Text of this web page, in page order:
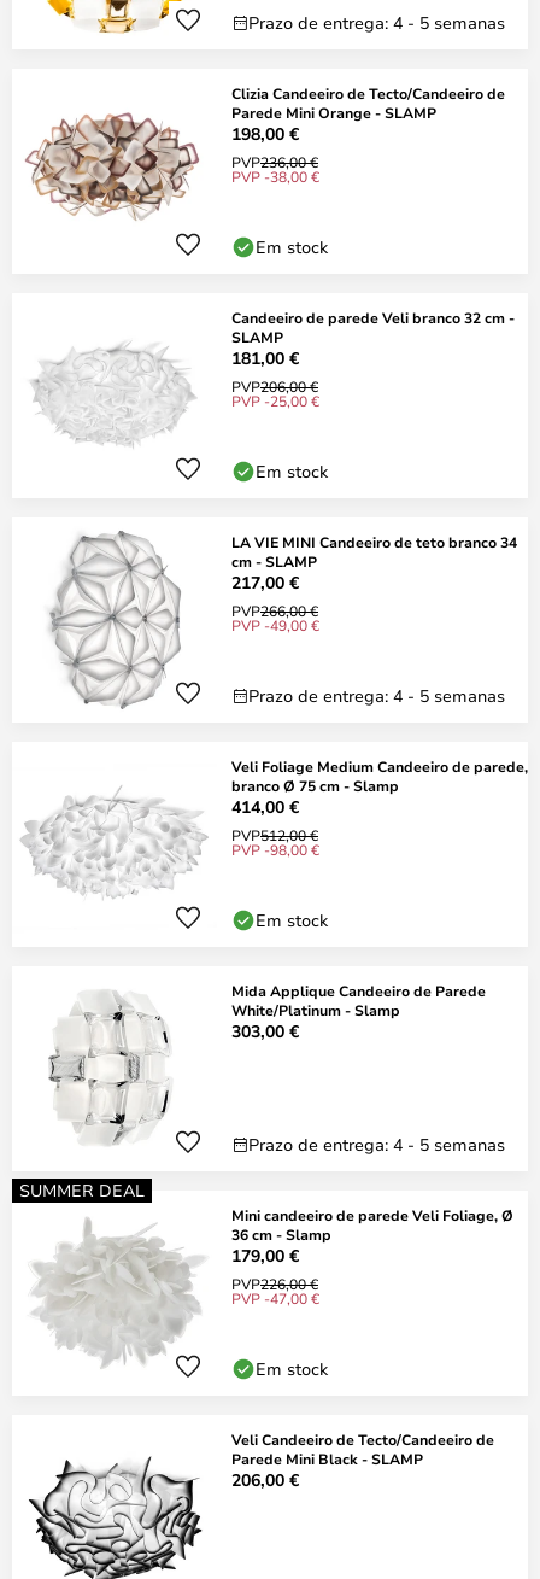
Prazo de entrega: 4 - 5 semanas
Clizia Candeeiro de Tecto/Candeeiro de
Parede Mini Orange - SLAMP
198,00 €
PVP236,00 €
PVP -38,00 €
Em stock
Candeeiro de parede Veli branco 32 cm -
SLAMP
181,00 €
PVP206,00 €
PVP -25,00 €
Em stock
LA VIE MINI Candeeiro de teto branco 34
cm - SLAMP
217,00 €
PVP266,00 €
PVP -49,00 €
Prazo de entrega: 4 - 5 semanas
Veli Foliage Medium Candeeiro de parede,
branco Ø 75 cm - Slamp
414,00 €
PVP512,00 €
PVP -98,00 €
Em stock
Mida Applique Candeeiro de Parede
White/Platinum - Slamp
303,00 €
Prazo de entrega: 4 - 5 semanas
SUMMER DEAL
Mini candeeiro de parede Veli Foliage, Ø
36 cm - Slamp
179,00 €
PVP226,00 €
PVP -47,00 €
Em stock
Veli Candeeiro de Tecto/Candeeiro de
Parede Mini Black - SLAMP
206,00 €